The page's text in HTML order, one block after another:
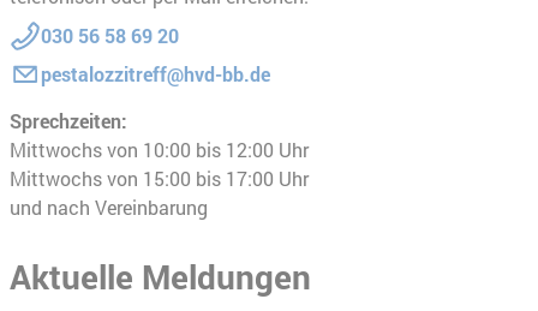
030 56 58 69 20
pestalozzitreff@hvd-bb.de
Sprechzeiten:
Mittwochs von 10:00 bis 12:00 Uhr
Mittwochs von 15:00 bis 17:00 Uhr
und nach Vereinbarung
Aktuelle Meldungen